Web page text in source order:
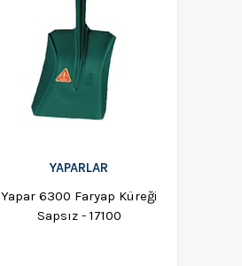
YAPARLAR
Yapar 6300 Faryap Küreği
Sapsız - 17100